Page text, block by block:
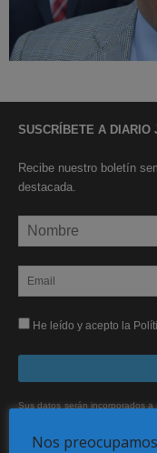
SUSCRÍBETE A DIARIO
Recibe nuestro boletín
destacada.
He leído y acepto la
Sus datos serán incorporados
Nos